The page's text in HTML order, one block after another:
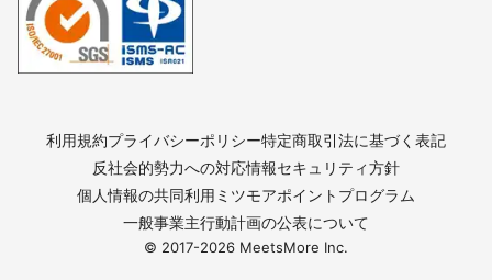
利用規約プライバシーポリシー特定商取引法に基づく表記
反社会的勢力への対応情報セキュリティ方針
個人情報の共同利用 ミツモアポイントプログラム
一般事業主行動計画の公表について
© 2017-2026 MeetsMore Inc.